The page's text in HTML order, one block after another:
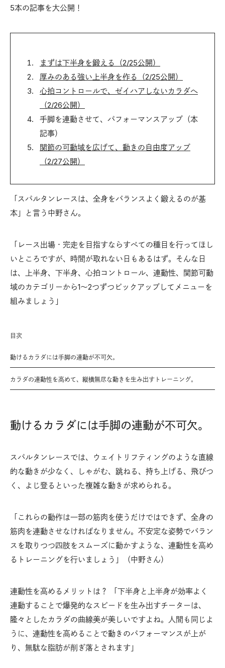
5本の記事を大公開！
まずは下半身を鍛える（2/25公開）
厚みのある強い上半身を作る（2/25公開）
心拍コントロールで、ゼイハアしないカラダへ
（2/26公開）
手脚を連動させて、パフォーマンスアップ（本
記事）
関節の可動域を広げて、動きの自由度アップ
（2/27公開）
「スパルタンレースは、全身をバランスよく鍛えるのが基
本」と言う中野さん。
「レース出場・完走を目指すならすべての種目を行ってほし
いところですが、時間が取れない日もあるはず。そんな日
は、上半身、下半身、心拍コントロール、連動性、関節可動
域のカテゴリーから1～2つずつピックアップしてメニューを
組みましょう」
目次
動けるカラダには手脚の連動が不可欠。
カラダの連動性を高めて、縦横無尽な動きを生み出すトレーニング。
動けるカラダには手脚の連動が不可欠。
スパルタンレースでは、ウェイトリフティングのような直線
的な動きが少なく、しゃがむ、跳ねる、持ち上げる、飛びつ
く、よじ登るといった複雑な動きが求められる。
「これらの動作は一部の筋肉を使うだけではできず、全身の
筋肉を連動させなければなりません。不安定な姿勢でバラン
スを取りつつ四肢をスムーズに動かすような、連動性を高め
るトレーニングを行いましょう」（中野さん）
連動性を高めるメリットは？ 「下半身と上半身が効率よく
連動することで爆発的なスピードを生み出すチーターは、
隆々としたカラダの曲線美が美しいですよね。人間も同じよ
うに、連動性を高めることで動きのパフォーマンスが上が
り、無駄な脂肪が削ぎ落とされます」